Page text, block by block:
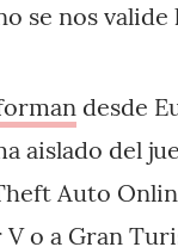
se nos
desde
aislado del
Auto
o a Gran